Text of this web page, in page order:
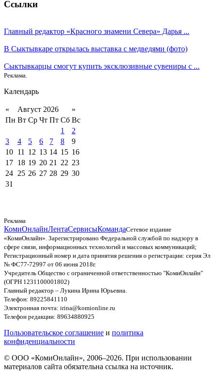
Ссылки
Главный редактор «Красного знамени Севера» Дарья ...
В Сыктывкаре открылась выставка с медведями (фото)
Сыктывкарцы смогут купить эксклюзивные сувениры с ...
Реклама.
Календарь
« Август 2026
»
Пн Вт Ср Чт Пт Сб Вс
1
2
3
4 5 6 7 8
9
10 11 12 13 14 15 16
17 18 19 20 21 22 23
24 25 26 27 28 29 30
31
Реклама
КомиОнлайнЛентаСервисыКомандаСетевое издание
«КомиОнлайн». Зарегистрировано Федеральной службой по надзору в
сфере связи, информационных технологий и массовых коммуникаций;
Регистрационный номер и дата принятия решения о регистрации: серия Эл
№ ФС77-72997 от 06 июня 2018г.
Учредитель Общество с ограниченной ответственностью "КомиОнлайн"
(ОГРН 1231100001802)
Главный редактор – Лукина Ирина Юрьевна.
Телефон: 89225841110
Электронная почта: irina@komionline.ru
Телефон редакции: 89634880925
Пользовательское соглашение и политика
конфиденциальности
© ООО «КомиОнлайн», 2006–2026. При использовании
материалов сайта обязательна ссылка на источник.